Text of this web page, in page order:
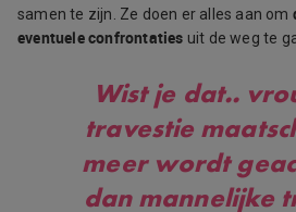
samen te zijn. Ze doen er alles aan om
eventuele confrontaties uit de weg te
Wist je dat..
travestie
meer wordt
dan mannelijke